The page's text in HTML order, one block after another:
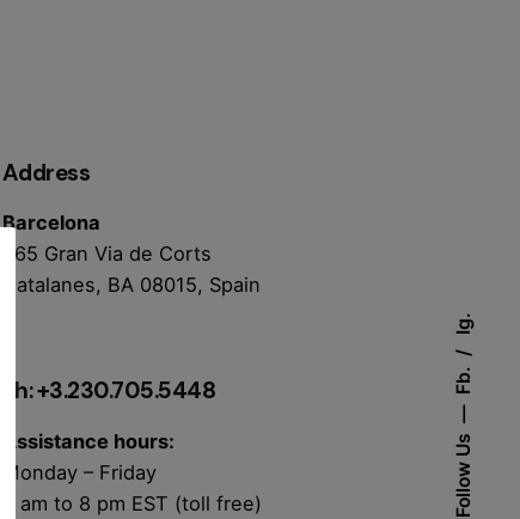
Follow Us
Fb.
Ig.
Address
Barcelona
365 Gran Via de Corts
Catalanes, BA 08015, Spain
Ph: +3.230.705.5448
Assistance hours:
Monday – Friday
6 am to 8 pm EST (toll free)